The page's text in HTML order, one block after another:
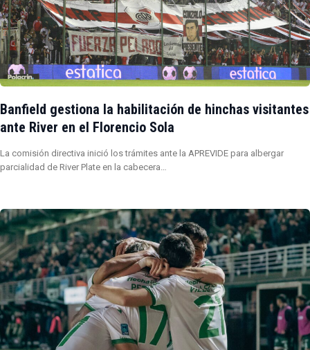
Banfield gestiona la habilitación de hinchas visitantes
ante River en el Florencio Sola
La comisión directiva inició los trámites ante la APREVIDE para albergar
parcialidad de River Plate en la cabecera…